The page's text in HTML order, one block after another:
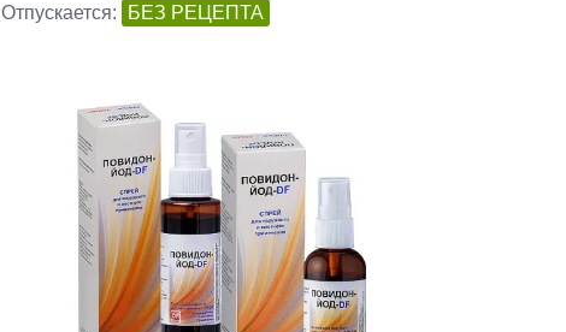
Отпускается:
БЕЗ РЕЦЕПТА